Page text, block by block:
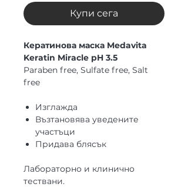
Купи сега
Кератинова маска Medavita
Keratin Miracle pH 3.5
Paraben free, Sulfate free, Salt
free
Изглажда
Възтановява уведените
участъци
Придава блясък
Лабораторно и клинично
тествани.